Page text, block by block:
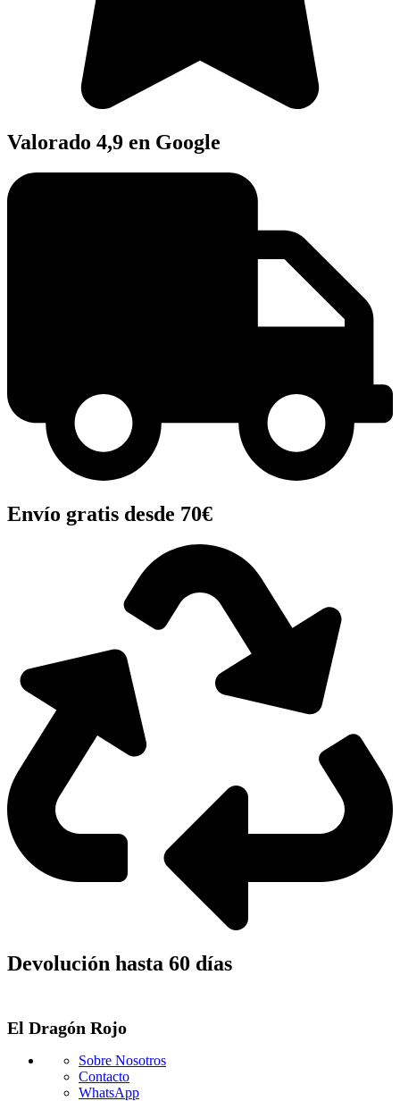
Valorado 4,9 en Google
Envío gratis desde 70€
Devolución hasta 60 días
El Dragón Rojo
Sobre Nosotros
Contacto
WhatsApp